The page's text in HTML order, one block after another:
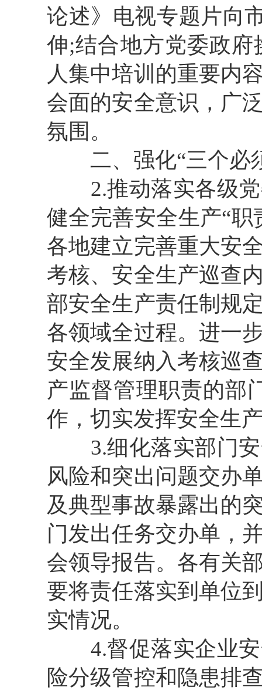
论述》电视专题片向
伸;结合地方党委政
人集中培训的重要内
会面的安全意识，广
氛围。
二、强化“三个必
2.推动落实各级
健全完善安全生产“职
各地建立完善重大安
考核、安全生产巡查
部安全生产责任制规
各领域全过程。进一
安全发展纳入考核巡
产监督管理职责的部
作，切实发挥安全生
3.细化落实部门
风险和突出问题交办
及典型事故暴露出的
门发出任务交办单，
会领导报告。各有关
要将责任落实到单位
实情况。
4.督促落实企业
险分级管控和隐患排